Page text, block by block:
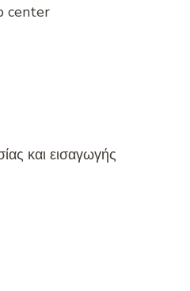
center
και εισαγωγής